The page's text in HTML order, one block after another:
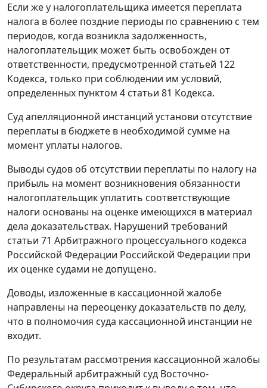
Если же у налогоплательщика имеется переплата
налога в более поздние периоды по сравнению с тем
периодов, когда возникла задолженность,
налогоплательщик может быть освобожден от
ответственности, предусмотренной статьей 122
Кодекса, только при соблюдении им условий,
определенных пунктом 4 статьи 81 Кодекса.
Суд апелляционной инстанций установи отсутствие
переплаты в бюджете в необходимой сумме на
момент уплаты налогов.
Выводы судов об отсутствии переплаты по налогу на
прибыль на момент возникновения обязанности
налогоплательщик уплатить соответствующие
налоги основаны на оценке имеющихся в материал
дела доказательствах. Нарушений требований
статьи 71 Арбитражного процессуального кодекса
Российской Федерации Российской Федерации при
их оценке судами не допущено.
Доводы, изложенные в кассационной жалобе
направлены на переоценку доказательств по делу,
что в полномочия суда кассационной инстанции не
входит.
По результатам рассмотрения кассационной жалобы
Федеральный арбитражный суд Восточно-